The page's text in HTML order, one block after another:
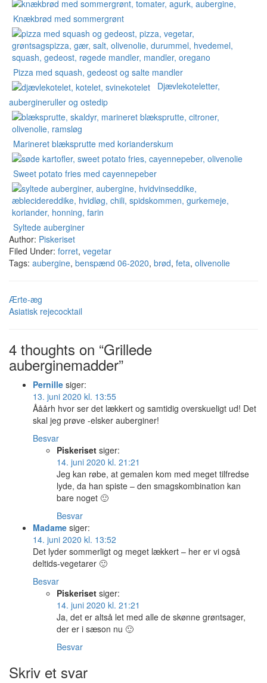
Knækbrød med sommergrønt
Pizza med squash, gedeost og salte mandler
Djævlekoteletter,
aubergineruller og ostedip
Marineret blæksprutte med korianderskum
Sweet potato fries med cayennepeber
Syltede auberginer
Author: Piskeriset
Filed Under: forret, vegetar
Tags: aubergine, benspænd 06-2020, brød, feta, olivenolie
Ærte-æg
Asiatisk rejecocktail
4 thoughts on “Grillede
auberginemadder”
Pernille siger:
13. juni 2020 kl. 13:55
Ååårh hvor ser det lækkert og samtidig overskueligt ud! Det
skal jeg prøve -elsker auberginer!
Besvar
Piskeriset siger:
14. juni 2020 kl. 21:21
Jeg kan røbe, at gemalen kom med meget tilfredse
lyde, da han spiste – den smagskombination kan
bare noget 🙂
Besvar
Madame siger:
14. juni 2020 kl. 13:52
Det lyder sommerligt og meget lækkert – her er vi også
deltids-vegetarer 🙂
Besvar
Piskeriset siger:
14. juni 2020 kl. 21:21
Ja, det er altså let med alle de skønne grøntsager,
der er i sæson nu 🙂
Besvar
Skriv et svar